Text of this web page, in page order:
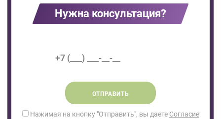
Нужна консультация?
ОТПРАВИТЬ
Нажимая на кнопку "Отправить", вы даете Согласие